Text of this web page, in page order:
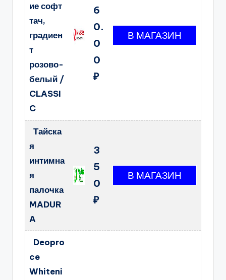
ие софт
тач,
градиен
т
розово-
белый /
CLASSI
C
6
0.
0
0
₽
Тайска
я
интимна
я
палочка
MADUR
A
3
5
0
₽
Deopro
ce
Whiteni